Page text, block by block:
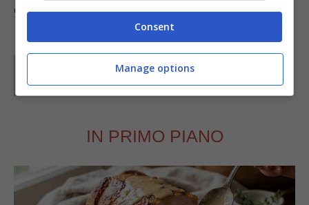
o lesse.
IN PRIMO PIANO
Consent
Manage options